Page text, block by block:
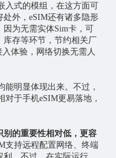
入式的模组，在这方面可
外，eSIM还有诸多隐形
为无需实体Sim卡，可
库存等环节，节约相关厂
体验，网络切换无需人
能明显体现出来。不过，
于手机eSIM更易落地，
别的重要性相对低，更容
支持远程配置网络、终端